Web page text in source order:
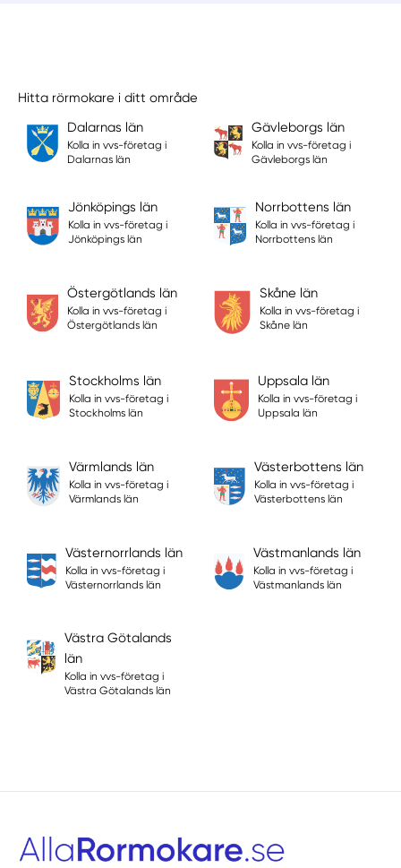
Hitta rörmokare i ditt område
Dalarnas län
Kolla in vvs-företag i
Dalarnas län
Gävleborgs län
Kolla in vvs-företag i
Gävleborgs län
Jönköpings län
Kolla in vvs-företag i
Jönköpings län
Norrbottens län
Kolla in vvs-företag i
Norrbottens län
Östergötlands län
Kolla in vvs-företag i
Östergötlands län
Skåne län
Kolla in vvs-företag i
Skåne län
Stockholms län
Kolla in vvs-företag i
Stockholms län
Uppsala län
Kolla in vvs-företag i
Uppsala län
Värmlands län
Kolla in vvs-företag i
Värmlands län
Västerbottens län
Kolla in vvs-företag i
Västerbottens län
Västernorrlands län
Kolla in vvs-företag i
Västernorrlands län
Västmanlands län
Kolla in vvs-företag i
Västmanlands län
Västra Götalands
län
Kolla in vvs-företag i
Västra Götalands län